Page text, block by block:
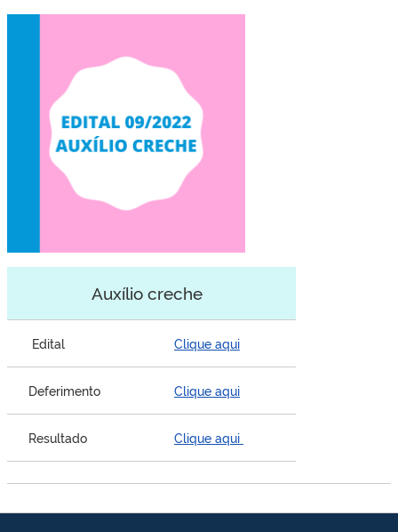
Auxílio creche
Edital Clique aqui
Deferimento Clique aqui
Resultado Clique aqui